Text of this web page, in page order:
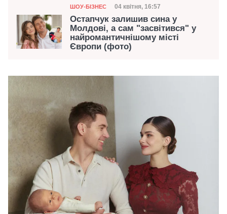
Категорія
ШОУ-БІЗНЕС Дата публікації
04 квітня, 16:57
Остапчук залишив сина у
Молдові, а сам "засвітився" у
найромантичнішому місті
Європи (фото)